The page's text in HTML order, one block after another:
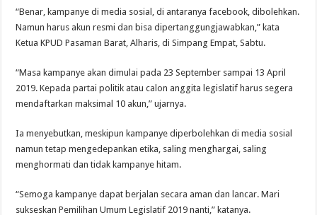
“Benar, kampanye di media sosial, di antaranya facebook, dibolehkan.
Namun harus akun resmi dan bisa dipertanggungjawabkan,” kata
Ketua KPUD Pasaman Barat, Alharis, di Simpang Empat, Sabtu.
“Masa kampanye akan dimulai pada 23 September sampai 13 April
2019. Kepada partai politik atau calon anggita legislatif harus segera
mendaftarkan maksimal 10 akun,” ujarnya.
Ia menyebutkan, meskipun kampanye diperbolehkan di media sosial
namun tetap mengedepankan etika, saling menghargai, saling
menghormati dan tidak kampanye hitam.
“Semoga kampanye dapat berjalan secara aman dan lancar. Mari
sukseskan Pemilihan Umum Legislatif 2019 nanti,” katanya.